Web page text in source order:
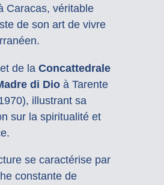
Caracas, véritable
de son art de vivre
de la Concattedrale
di Dioà Tarente
illustrant sa
sur la spiritualité et
se caractérise par
constante de